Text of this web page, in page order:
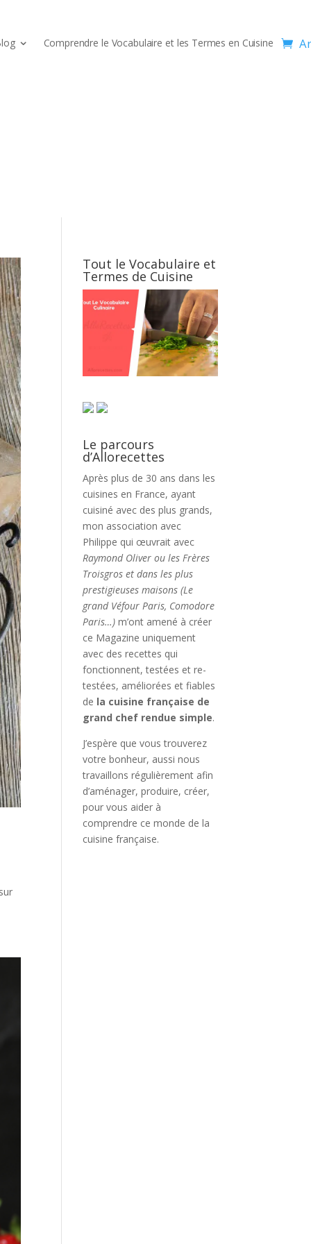
Comprendre le Vocabulaire et les Termes en Cuisine
Tout le Vocabulaire et
Termes de Cuisine
Le parcours
d’Allorecettes
Après plus de 30 ans dans les
cuisines en France, ayant
cuisiné avec des plus grands,
mon association avec
Philippe qui œuvrait avec
Raymond Oliver ou les Frères
Troisgros et dans les plus
prestigieuses maisons (Le
grand Véfour Paris, Comodore
Paris…) m’ont amené à créer
ce Magazine uniquement
avec des recettes qui
fonctionnent, testées et re-
testées, améliorées et fiables
de la cuisine française de
grand chef rendue simple.
J’espère que vous trouverez
votre bonheur, aussi nous
travaillons régulièrement afin
d’aménager, produire, créer,
pour vous aider à
comprendre ce monde de la
cuisine française.